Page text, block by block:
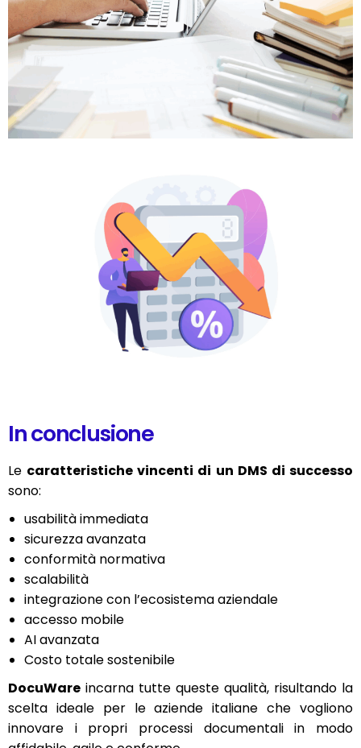
In conclusione
Le caratteristiche vincenti di un DMS di successo
sono:
usabilità immediata
sicurezza avanzata
conformità normativa
scalabilità
integrazione con l’ecosistema aziendale
accesso mobile
AI avanzata
Costo totale sostenibile
DocuWare incarna tutte queste qualità, risultando la
scelta ideale per le aziende italiane che vogliono
innovare i propri processi documentali in modo